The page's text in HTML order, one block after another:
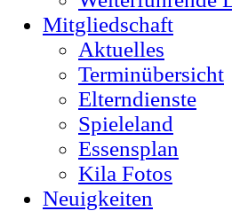
Mitgliedschaft
Aktuelles
Terminübersicht
Elterndienste
Spieleland
Essensplan
Kila Fotos
Neuigkeiten